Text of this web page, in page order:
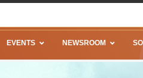
EVENTS NEWSROOM